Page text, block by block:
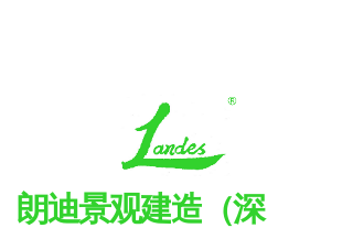
朗迪景观建造 （深